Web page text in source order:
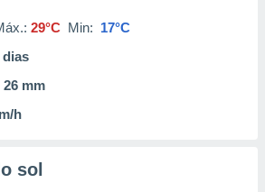
29°C Min: 17°C
dias
26 mm
h
sol